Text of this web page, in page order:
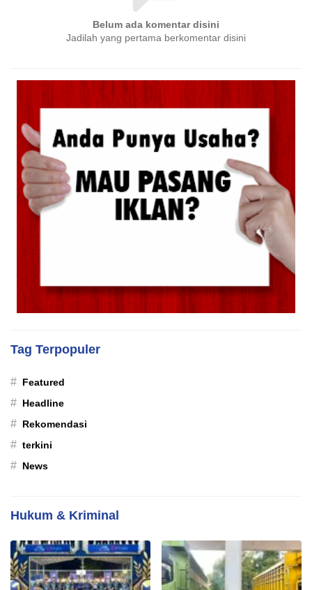
Belum ada komentar disini
Jadilah yang pertama berkomentar disini
Tag Terpopuler
# Featured
# Headline
# Rekomendasi
# terkini
# News
Hukum & Kriminal